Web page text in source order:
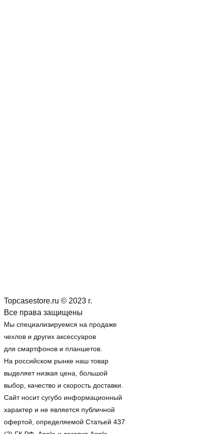
Topcasestore.ru © 2023 г.
Все права защищены
Мы специализируемся на продаже
чехлов и других аксессуаров
для смартфонов и планшетов.
На российском рынке наш товар
выделяет низкая цена, большой
выбор, качество и скорость доставки.
Сайт носит сугубо информационный
характер и не является публичной
офертой, определяемой Статьей 437